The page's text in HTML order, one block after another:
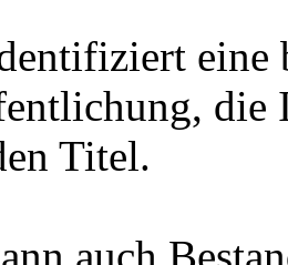
eine
die
Titel.
auch